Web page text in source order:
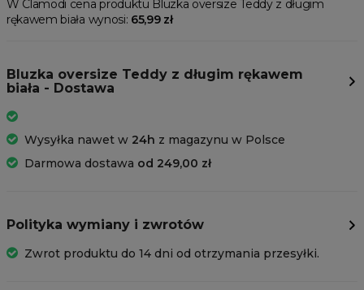
W Clamodi cena produktu Bluzka oversize Teddy z długim
rękawem biała wynosi: 65,99 zł
Bluzka oversize Teddy z długim rękawem
biała - Dostawa
Wysyłka nawet w 24h z magazynu w Polsce
Darmowa dostawa od 249,00 zł
Polityka wymiany i zwrotów
Zwrot produktu do 14 dni od otrzymania przesyłki.